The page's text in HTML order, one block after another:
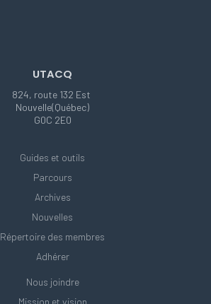
UTACQ
824, route 132 Est
Nouvelle(Québec)
G0C 2E0
Guides et outils
Parcours
Archives
Nouvelles
Répertoire des membres
Adhérer
Nous joindre
Mission et vision